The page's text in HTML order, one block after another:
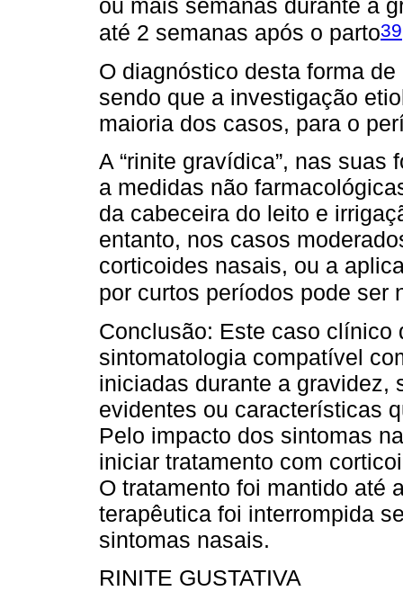
ou mais semanas durante a
até 2 semanas após o parto39
O diagnóstico desta forma
sendo que a investigação
maioria dos casos, para o
A “rinite gravídica”, nas
a medidas não
da cabeceira do leito e
entanto, nos casos
corticoides nasais, ou a
por curtos períodos pode ser
Conclusão: Este caso clínico
sintomatologia compatível
iniciadas durante a gravidez,
evidentes ou características
Pelo impacto dos sintomas
iniciar tratamento com
O tratamento foi mantido até
terapêutica foi interrompida
sintomas nasais.
RINITE GUSTATIVA